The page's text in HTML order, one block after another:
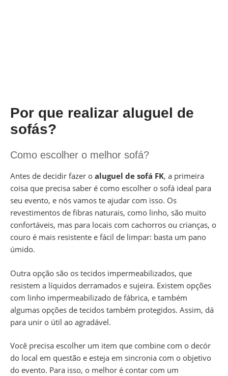
Por que realizar aluguel de
sofás?
Como escolher o melhor sofá?
Antes de decidir fazer o aluguel de sofá FK, a primeira
coisa que precisa saber é como escolher o sofá ideal para
seu evento, e nós vamos te ajudar com isso. Os
revestimentos de fibras naturais, como linho, são muito
confortáveis, mas para locais com cachorros ou crianças, o
couro é mais resistente e fácil de limpar: basta um pano
úmido.
Outra opção são os tecidos impermeabilizados, que
resistem a líquidos derramados e sujeira. Existem opções
com linho impermeabilizado de fábrica, e também
algumas opções de tecidos também protegidos. Assim, dá
para unir o útil ao agradável.
Você precisa escolher um item que combine com o decór
do local em questão e esteja em sincronia com o objetivo
do evento. Para isso, o melhor é contar com um